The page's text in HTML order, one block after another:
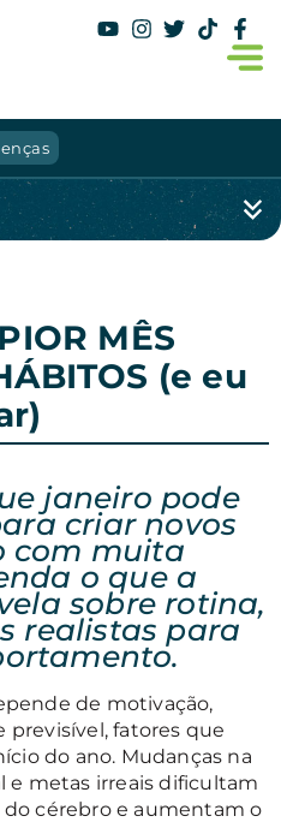
MÊS
(e eu
janeiro pode
criar novos
com muita
o que a
sobre rotina,
realistas para
de motivação,
fatores que
do ano. Mudanças na
e metas irreais dificultam
cérebro e aumentam o